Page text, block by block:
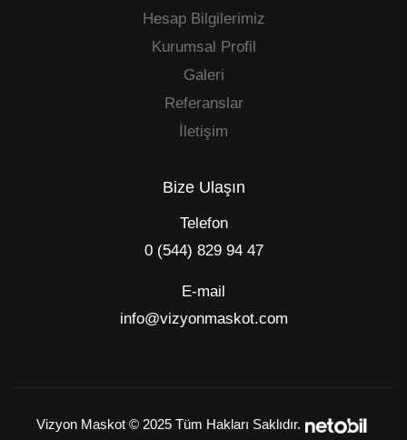
Hesap Bilgilerimiz
Kurumsal Profil
Galeri
Referanslar
İletişim
Bize Ulaşın
Telefon
0 (544) 829 94 47
E-mail
info@vizyonmaskot.com
Vizyon Maskot © 2025 Tüm Hakları Saklıdır.